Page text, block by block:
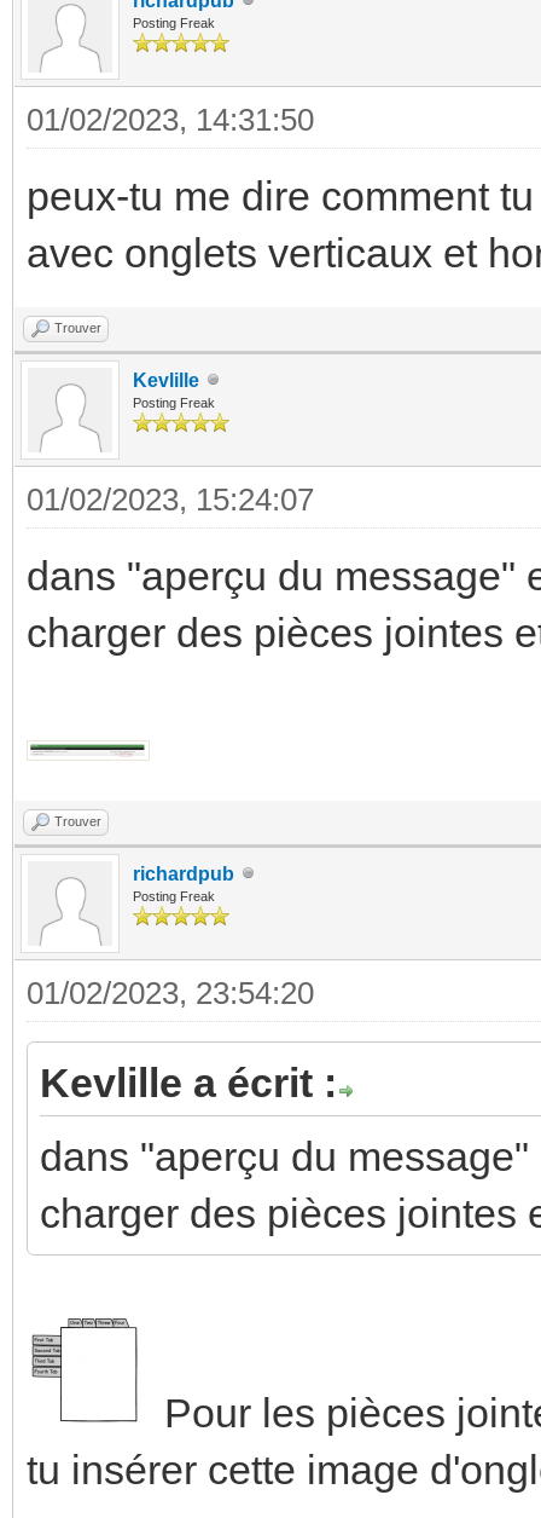
hold_action:
action:
http://
tutorial/
attributes:
label: Volets
- card:
type:
entity:
use_light_color:
fill_container:
hold_action:
action:
http://
tutorial/
label:
- card:
type:
entity:
use_light_color:
fill_container:
hold_action:
http://
tutorial/
Posting Freak
01/02/2023, 14:31:50
peux-tu me dire comment
avec onglets verticaux et
Trouver
Kevlille
Posting Freak
01/02/2023, 15:24:07
dans "aperçu du message"
charger des pièces jointes
Trouver
richardpub
Posting Freak
01/02/2023, 23:54:20
Kevlille a écrit :
dans "aperçu du
charger des pièces jointes
Pour les pièces
tu insérer cette image